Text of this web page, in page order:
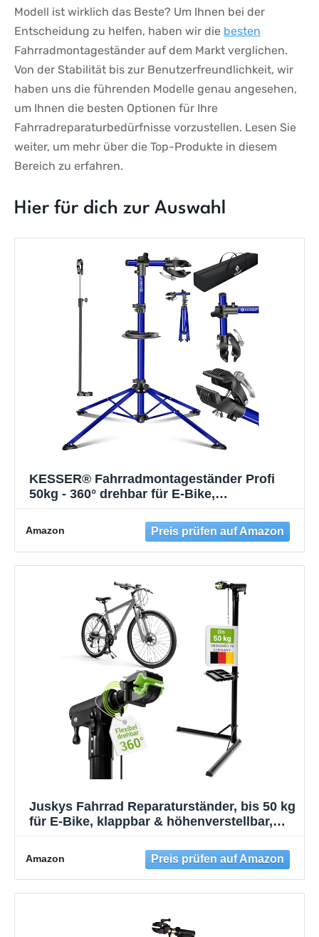
Modell ist wirklich das Beste? ‌Um ‌Ihnen ⁣bei der
⁣Entscheidung zu helfen, ⁤haben wir ⁣die besten
Fahrradmontageständer⁢ auf dem Markt verglichen.​
Von der Stabilität bis zur ​Benutzerfreundlichkeit, wir⁣
haben uns die führenden Modelle genau angesehen,
um Ihnen die besten Optionen für Ihre
Fahrradreparaturbedürfnisse vorzustellen. Lesen Sie
weiter,​ um mehr über die Top-Produkte in ‍diesem
Bereich zu erfahren.
Hier für dich zur Auswahl
KESSER® Fahrradmontageständer Profi
50kg - 360° drehbar für E-Bike,
höhenverstellbarer Reparaturständer, mit
Werkzeugablage, Tragetasche &
Schnellspanner, Blau / Schwarz
Amazon
Juskys Fahrrad Reparaturständer, bis 50 kg
für E-Bike, klappbar & höhenverstellbar,
Gummibeschichtung & Werkzeugablage,
Schwerlast Fahrradständer für 24 bis 29
Zoll Fährräder
Amazon